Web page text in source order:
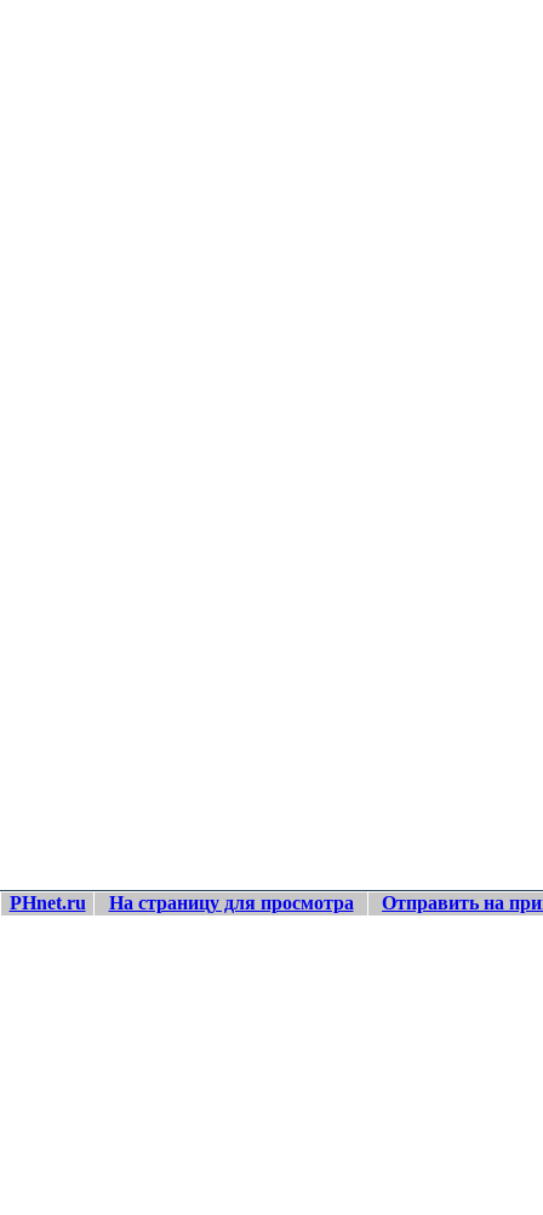
PHnet.ru На страницу для просмотра Отправить на